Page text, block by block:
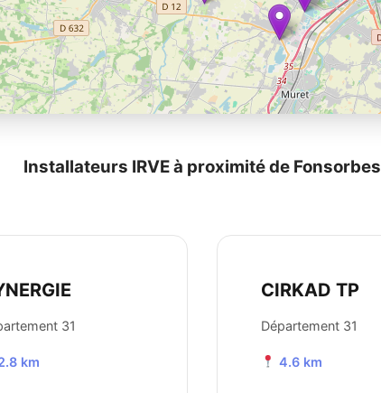
Installateurs IRVE à proximité de Fonsorbes
31
km
CIRKAD TP
Département 31
4.6 km